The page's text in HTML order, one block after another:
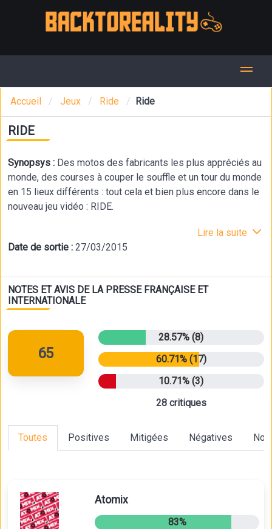
Accueil Jeux Ride Ride
RIDE
Synopsys : Des motos des fabricants les plus appréciés au
monde, des courses à couper le souffle et un tour du monde
en 15 lieux différents : tout cela et bien plus encore dans le
nouveau jeu vidéo : RIDE.
Lire la suite
Date de sortie : 27/03/2015
NOTES ET AVIS DE LA PRESSE FRANÇAISE ET
INTERNATIONALE
65
28.57% (8)
60.71% (17)
10.71% (3)
28 critiques
Toutes Positives Mitigées Négatives
Atomix
83%